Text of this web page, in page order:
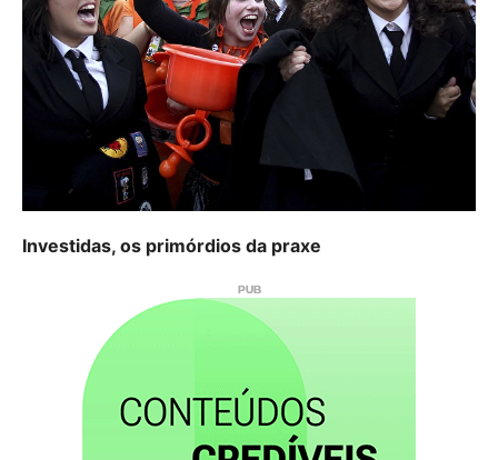
Investidas, os primórdios da praxe